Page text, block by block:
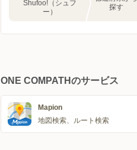
Shufoo!（シュフ
ー）
探す
ONE COMPATHのサービス
Mapion
地図検索、ルート検索